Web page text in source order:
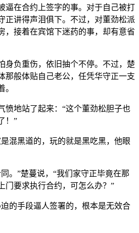
逼在合约上签字的事。对于自己被打
正讲得声泪俱下。不过，对董劲松派
，接着在宾馆下迷药的事，却有意省
身负重伤，依旧抽个不停。不过，楚
那般体贴自己老公，任凭华守正一支
。
愤地站了起来：“这个董劲松胆子也
！”
混黑道的，玩的就是黑吃黑，他眼
。”楚蔓说，“我们家守正毕竟在那
门要求执行合约，可怎么办？”
的手段逼人签署的，根本是无效合